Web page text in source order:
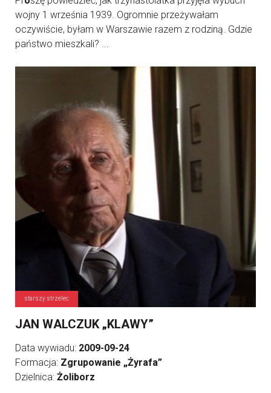
wojny 1 września 1939. Ogromnie przeżywałam
oczywiście, byłam w Warszawie razem z rodziną. Gdzie
państwo mieszkali? ...
starszy strzelec
JAN WALCZUK „KLAWY”
Data wywiadu: 2009-09-24
Formacja: Zgrupowanie „Żyrafa”
Dzielnica: Żoliborz